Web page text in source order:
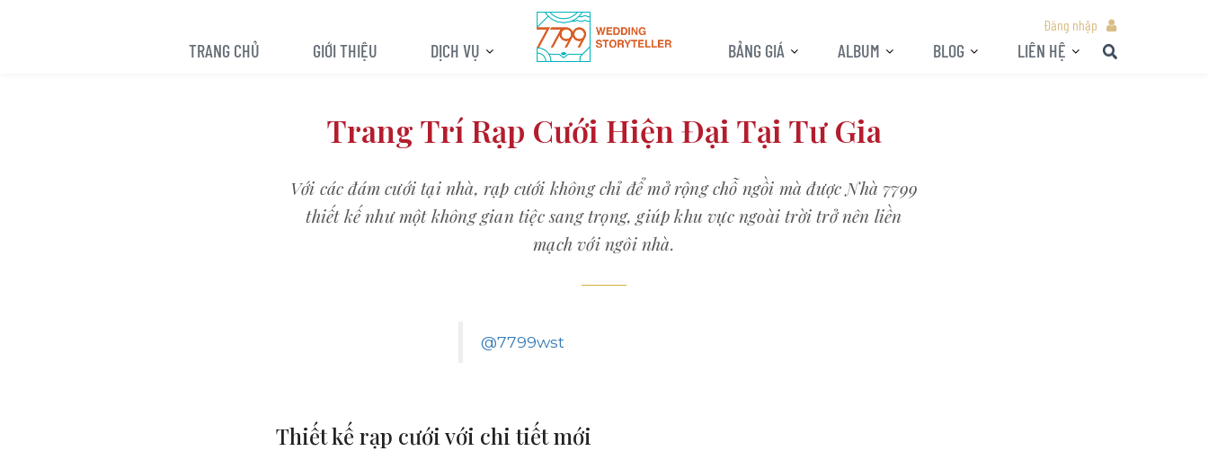
TRANG CHỦ GIỚI THIỆU DỊCH VỤ
Đăng nhập
BẢNG GIÁ ALBUM BLOG LIÊN HỆ
Trang Trí Rạp Cưới Hiện Đại Tại Tư Gia
Với các đám cưới tại nhà, rạp cưới không chỉ để mở rộng chỗ ngồi mà được Nhà 7799
thiết kế như một không gian tiệc sang trọng, giúp khu vực ngoài trời trở nên liền
mạch với ngôi nhà.
@7799wst
Thiết kế rạp cưới với chi tiết mới